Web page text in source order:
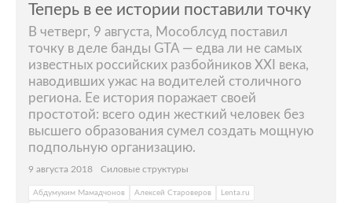
Теперь в ее истории поставили точку
В четверг, 9 августа, Мособлсуд поставил
точку в деле банды GTA — едва ли не самых
известных российских разбойников XXI века,
наводивших ужас на водителей столичного
региона. Ее история поражает своей
простотой: всего один жесткий человек без
высшего образования сумел создать мощную
подпольную организацию.
9 августа 2018 Силовые структуры
Абдумуким Мамадчонов Алексей Староверов
Lenta.ru